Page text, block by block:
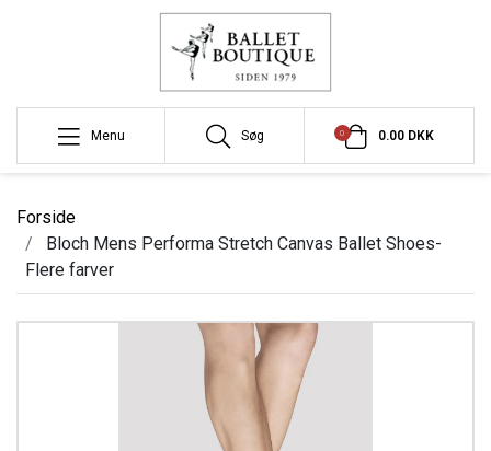
Menu Søg 0 0.00 DKK
Forside
Bloch Mens Performa Stretch Canvas Ballet Shoes-
Flere farver